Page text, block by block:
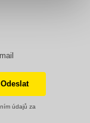
údajů za